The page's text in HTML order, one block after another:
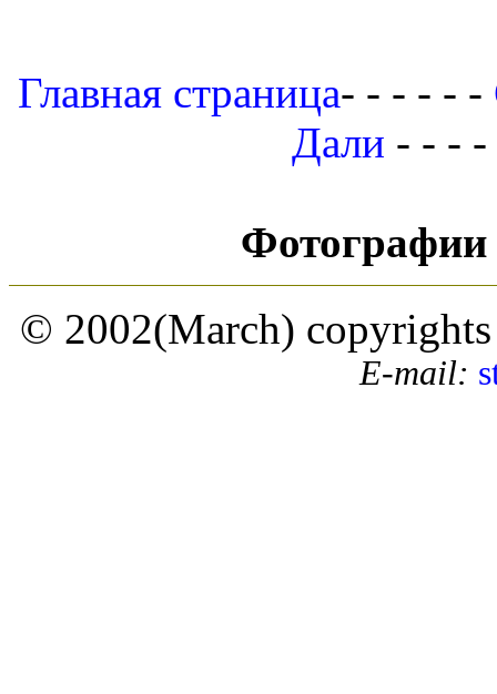
Главная страница- - - - - -
Дали - - -
© 2002(March)
E-mail: